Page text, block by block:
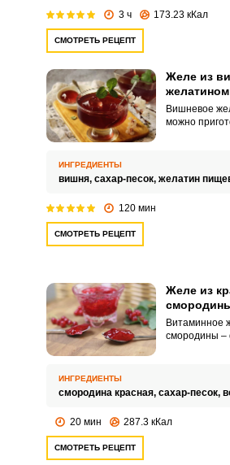
3 ч 173.23 кКал
СМОТРЕТЬ РЕЦЕПТ
Желе из
желатином
Вишневое
можно
вишни
деткам, и
ИНГРЕДИЕНТЫ
вишня, сахар-песок, желатин
120 мин
СМОТРЕТЬ РЕЦЕПТ
Желе из
Витаминное
смородины –
предлагаем
быстрый
зиму.
ИНГРЕДИЕНТЫ
смородина красная, сахар-песок,
20 мин 287.3 кКал
СМОТРЕТЬ РЕЦЕПТ
ВХОД НА САЙТ
Войдите
с помощью социальных
или